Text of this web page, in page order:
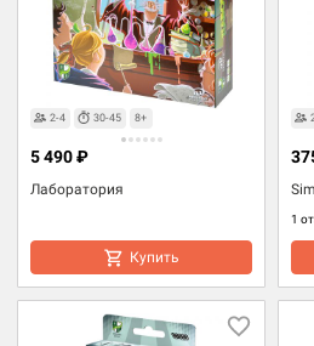
2-4 30-45 8+
Лаборатория
5 490 ₽
Купить
1